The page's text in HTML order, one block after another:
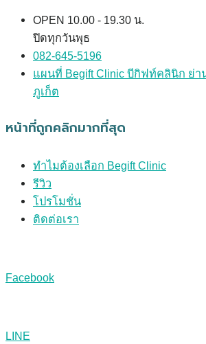
OPEN 10.00 - 19.30 น.
ปิดทุกวันพุธ
082-645-5196
แผนที่ Begift Clinic บีกิฟท์คลินิก ย่าน
ภูเก็ต
หน้าที่ถูกคลิกมากที่สุด
ทำไมต้องเลือก Begift Clinic
รีวิว
โปรโมชั่น
ติดต่อเรา
Facebook
LINE